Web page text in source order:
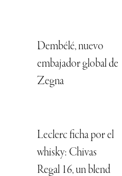
Dembélé, nuevo
embajador global de
Zegna
Leclerc ficha por el
whisky: Chivas
Regal 16, un blend